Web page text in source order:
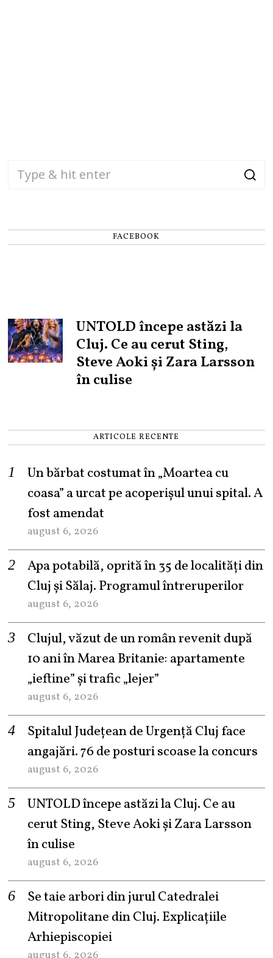
FACEBOOK
UNTOLD începe astăzi la
Cluj. Ce au cerut Sting,
Steve Aoki și Zara Larsson
în culise
ARTICOLE RECENTE
Un bărbat costumat în „Moartea cu
coasa” a urcat pe acoperișul unui spital. A
fost amendat
august 6, 2026
Apa potabilă, oprită în 35 de localități din
Cluj și Sălaj. Programul întreruperilor
august 6, 2026
Clujul, văzut de un român revenit după
10 ani în Marea Britanie: apartamente
„ieftine” și trafic „lejer”
august 6, 2026
Spitalul Județean de Urgență Cluj face
angajări. 76 de posturi scoase la concurs
august 6, 2026
UNTOLD începe astăzi la Cluj. Ce au
cerut Sting, Steve Aoki și Zara Larsson
în culise
august 6, 2026
Se taie arbori din jurul Catedralei
Mitropolitane din Cluj. Explicațiile
Arhiepiscopiei